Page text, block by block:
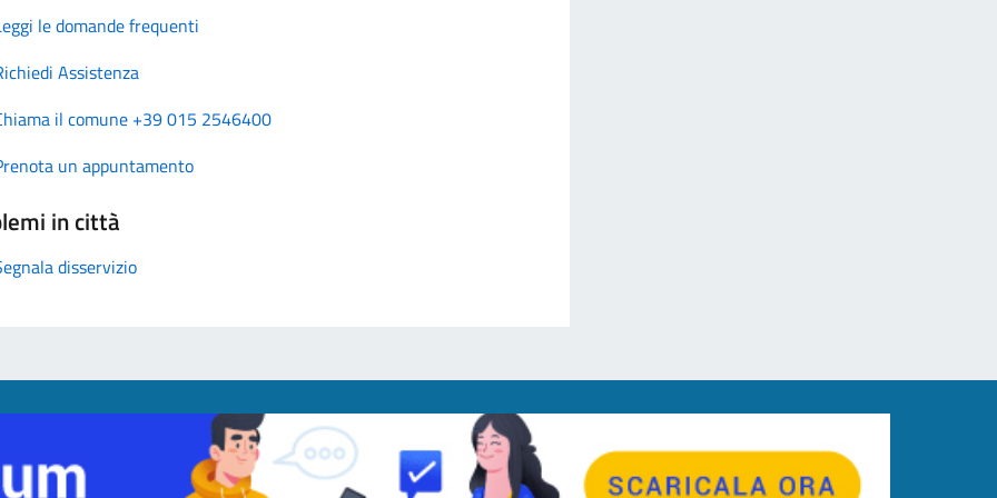
le domande frequenti
Assistenza
il comune +39 015 2546400
un appuntamento
in città
disservizio